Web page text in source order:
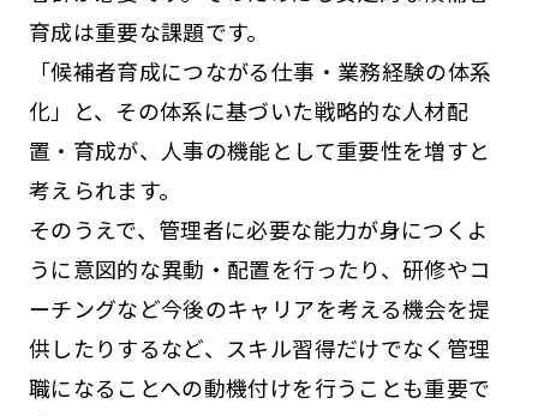
育成は重要な課題です。
「候補者育成につながる仕事・業務経験の体系
化」と、その体系に基づいた戦略的な人材配
置・育成が、人事の機能として重要性を増すと
考えられます。
そのうえで、管理者に必要な能力が身につくよ
うに意図的な異動・配置を行ったり、研修やコ
ーチングなど今後のキャリアを考える機会を提
供したりするなど、スキル習得だけでなく管理
職になることへの動機付けを行うことも重要で